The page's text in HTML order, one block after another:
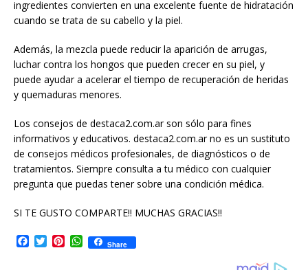
ingredientes convierten en una excelente fuente de hidratación
cuando se trata de su cabello y la piel.
Además, la mezcla puede reducir la aparición de arrugas,
luchar contra los hongos que pueden crecer en su piel, y
puede ayudar a acelerar el tiempo de recuperación de heridas
y quemaduras menores.
Los consejos de destaca2.com.ar son sólo para fines
informativos y educativos. destaca2.com.ar no es un sustituto
de consejos médicos profesionales, de diagnósticos o de
tratamientos. Siempre consulta a tu médico con cualquier
pregunta que puedas tener sobre una condición médica.
SI TE GUSTO COMPARTE!! MUCHAS GRACIAS!!
T
P
W
h
Share